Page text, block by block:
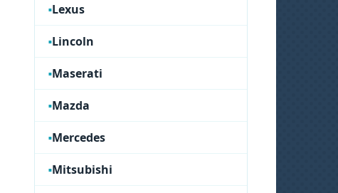
Lexus
Lincoln
Maserati
Mazda
Mercedes
Mitsubishi